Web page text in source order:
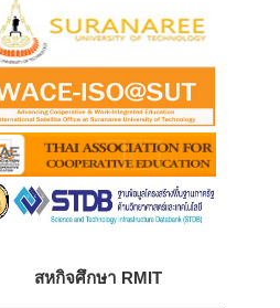
สหกิจศึกษา RMIT